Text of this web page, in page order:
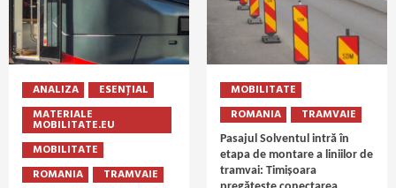
ANALIZA
ESENȚIAL
MATERIALE
MOBILITATE.EU
MOBILITATE
ROMANIA
TRAMVAIE
MOBILITATE
ROMANIA
TRAMVAIE
Pasajul Solventul intră în
etapa de montare a liniilor de
tramvai: Timișoara